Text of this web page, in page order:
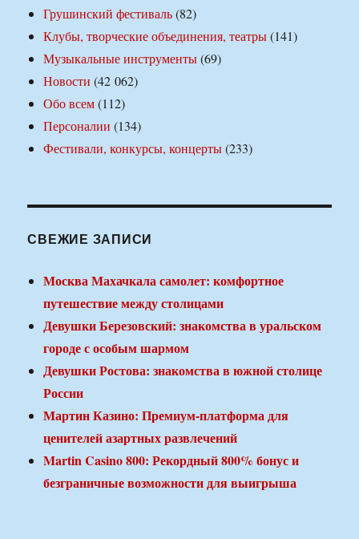
Грушинский фестиваль(82)
Клубы, творческие объединения, театры(141)
Музыкальные инструменты(69)
Новости (42 062)
Обо всем(112)
Персоналии (134)
Фестивали, конкурсы, концерты(233)
СВЕЖИЕ ЗАПИСИ
Москва Махачкала самолет: комфортное
путешествие между столицами
Девушки Березовский: знакомства в уральском
городе с особым шармом
Девушки Ростова: знакомства в южной столице
России
Мартин Казино: Премиум-платформа для
ценителей азартных развлечений
Martin Casino 800: Рекордный 800% бонус и
безграничные возможности для выигрыша